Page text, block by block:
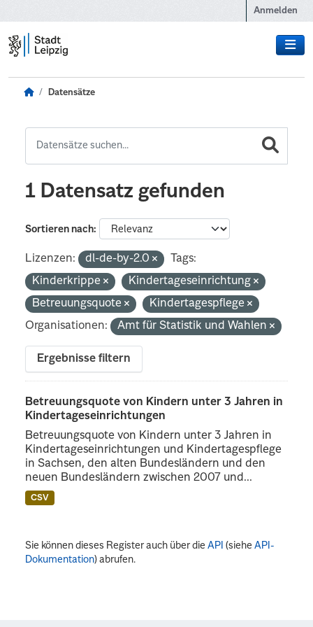
Anmelden
Datensätze
1 Datensatz gefunden
Sortieren nach
Lizenzen: dl-de-by-2.0
Tags:
Kinderkrippe
Kindertageseinrichtung
Betreuungsquote
Kindertagespflege
Organisationen:
Amt für Statistik und Wahlen
Ergebnisse filtern
Betreuungsquote von Kindern unter 3 Jahren in
Kindertageseinrichtungen
Betreuungsquote von Kindern unter 3 Jahren in
Kindertageseinrichtungen und Kindertagespflege
in Sachsen, den alten Bundesländern und den
neuen Bundesländern zwischen 2007 und...
CSV
Sie können dieses Register auch über dieAPI (sieheAPI-
Dokumentation) abrufen.